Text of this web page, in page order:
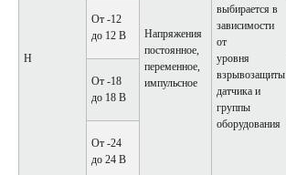
Н
Напряжения
постоянное,
переменное,
импульсное
выбирается в
зависимости
от
уровня
взрывозащиты
датчика и
группы
оборудования
От -12
до 12 В
От -18
до 18 В
От -24
до 24 В